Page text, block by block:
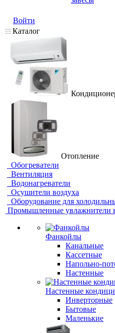
Войти
Каталог
Отопление
Обогреватели
Вентиляция
Водонагреватели
Осушители воздуха
Оборудование для
Промышленные увлажнители
Фанкойлы
Канальные
Кассетные
Напольно-
Настенные
Настенные
Инверторные
Бытовые
Маленькие